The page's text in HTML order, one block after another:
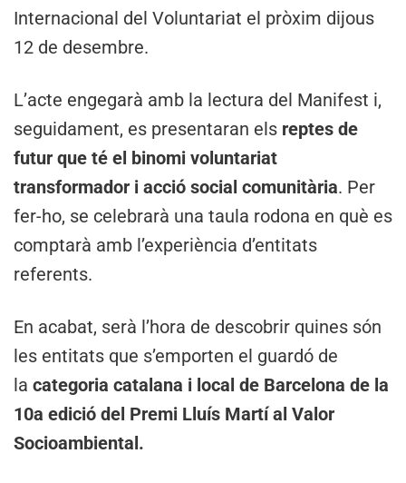
Internacional del Voluntariat el pròxim dijous
12 de desembre.
L’acte engegarà amb la lectura del Manifest i,
seguidament, es presentaran els reptes de
futur que té el binomi voluntariat
transformador i acció social comunitària. Per
fer-ho, se celebrarà una taula rodona en què es
comptarà amb l’experiència d’entitats
referents.
En acabat, serà l’hora de descobrir quines són
les entitats que s’emporten el guardó de
la categoria catalana i local de Barcelona de la
10a edició del Premi Lluís Martí al Valor
Socioambiental.